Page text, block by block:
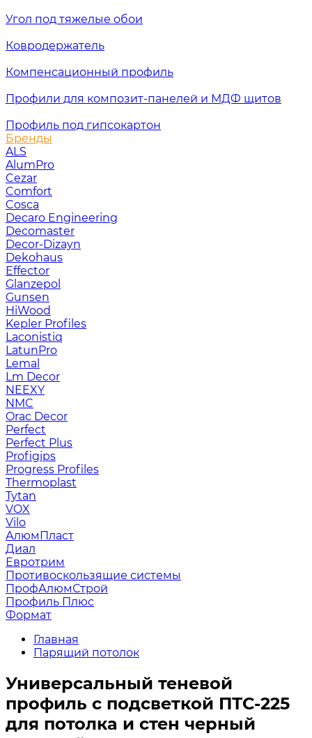
Угол под тяжелые обои
Ковродержатель
Компенсационный профиль
Профили для композит-панелей и МДФ щитов
Профиль под гипсокартон
Бренды
ALS
AlumPro
Cezar
Comfort
Cosca
Decaro Engineering
Decomaster
Decor-Dizayn
Dekohaus
Effector
Glanzepol
Gunsen
HiWood
Kepler Profiles
Laconistiq
LatunPro
Lemal
Lm Decor
NEEXY
NMC
Orac Decor
Perfect
Perfect Plus
Profigips
Progress Profiles
Thermoplast
Tytan
VOX
Vilo
АлюмПласт
Диал
Евротрим
Противоскользящие системы
ПрофАлюмСтрой
Профиль Плюс
Формат
Главная
Парящий потолок
Универсальный теневой
профиль с подсветкой ПТС-225
для потолка и стен черный